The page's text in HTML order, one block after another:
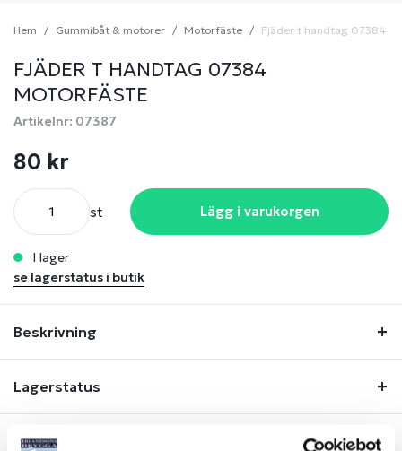
Hem Gummibåt & motorer Motorfäste Fjäder t handtag 07384
FJÄDER T HANDTAG 07384
MOTORFÄSTE
Artikelnr: 07387
80 kr
st Lägg i varukorgen
i lager
se lagerstatus i butik
Beskrivning
Lagerstatus
Fråga om produkt